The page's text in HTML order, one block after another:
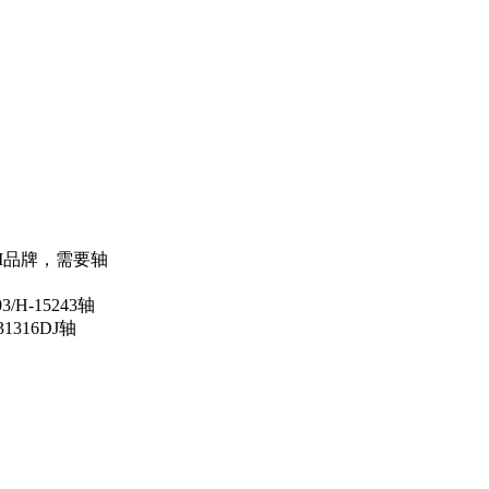
牌，需要轴
H-15243轴
轴